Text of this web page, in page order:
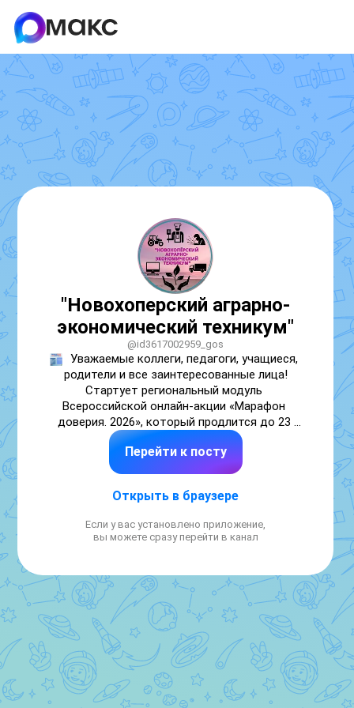
"Новохоперский аграрно-
экономический техникум"
@id3617002959_gos
Уважаемые коллеги, педагоги, учащиеся,
родители и все заинтересованные лица!
Стартует региональный модуль
Всероссийской онлайн-акции «Марафон
доверия. 2026», который продлится до 23
апреля.
📢 Мы призываем всех жителей Воронежской
телефоне доверия.
возможно. Вы можете сделать репост на
его друзьям или в родительские чаты. Также
рекомендуем сохранить пост, чтобы не
потерять его в дальнейшем.
📞Позвонить на Детский телефон доверия
можно двумя способами:
• по номеру 8-800-2000-122;
• по короткому номеру 124 (с мобильного
телефона).
Перейти к посту
Открыть в браузере
Если у вас установлено приложение,
вы можете сразу перейти в канал